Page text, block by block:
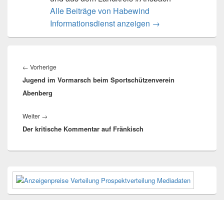
Alle Beiträge von Habewind
Informationsdienst anzeigen →
← Vorherige
Beitrag:
Jugend im Vormarsch beim Sportschützenverein
Abenberg
Weiter →
Beitrag:
Der kritische Kommentar auf Fränkisch
Primärer
Seitenleisten-
Widgetbereich